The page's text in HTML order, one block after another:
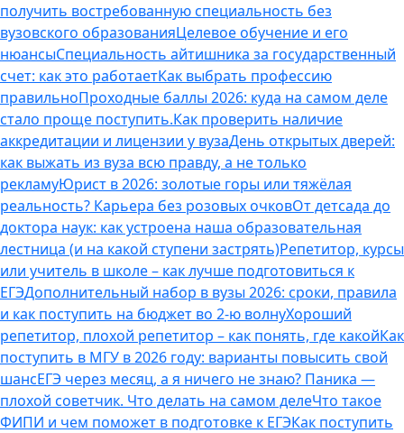
получить востребованную специальность без
вузовского образованияЦелевое обучение и его
нюансыСпециальность айтишника за государственный
счет: как это работаетКак выбрать профессию
правильноПроходные баллы 2026: куда на самом деле
стало проще поступить.Как проверить наличие
аккредитации и лицензии у вузаДень открытых дверей:
как выжать из вуза всю правду, а не только
рекламуЮрист в 2026: золотые горы или тяжёлая
реальность? Карьера без розовых очковОт детсада до
доктора наук: как устроена наша образовательная
лестница (и на какой ступени застрять)Репетитор, курсы
или учитель в школе – как лучше подготовиться к
ЕГЭДополнительный набор в вузы 2026: сроки, правила
и как поступить на бюджет во 2‑ю волнуХороший
репетитор, плохой репетитор – как понять, где какойКак
поступить в МГУ в 2026 году: варианты повысить свой
шансЕГЭ через месяц, а я ничего не знаю? Паника —
плохой советчик. Что делать на самом делеЧто такое
ФИПИ и чем поможет в подготовке к ЕГЭКак поступить